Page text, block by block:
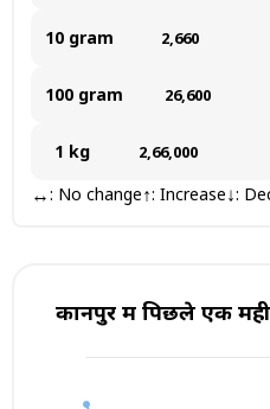
10 gram ₹2,660
100 gram ₹26,600
1 kg ₹2,66,000
↔: No change↑: Increase↓:
कानपुर में पिछले एक